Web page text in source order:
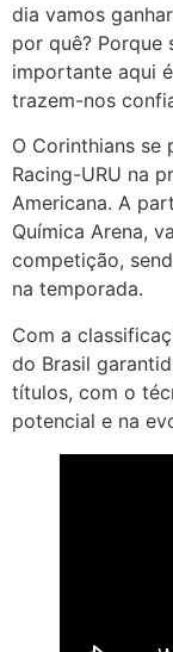
dia vamos
por quê? Porque
importante aqui
trazem-nos
O Corinthians se
Racing-URU na
Americana. A
Química Arena,
competição,
na temporada.
Com a
do Brasil
títulos, com o
potencial e na